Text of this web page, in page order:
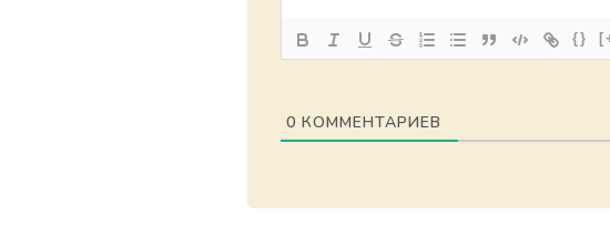
{}
0 КОММЕНТАРИЕВ